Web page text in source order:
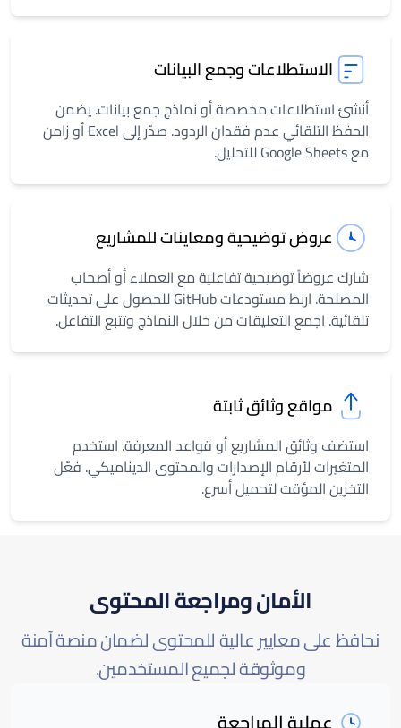
الاستطلاعات وجمع البيانات
أنشئ استطلاعات مخصصة أو نماذج جمع بيانات. يضمن
الحفظ التلقائي عدم فقدان الردود. صدّر إلى Excel أو زامن
مع Google Sheets للتحليل.
عروض توضيحية ومعاينات للمشاريع
شارك عروضاً توضيحية تفاعلية مع العملاء أو أصحاب
المصلحة. اربط مستودعات GitHub للحصول على تحديثات
تلقائية. اجمع التعليقات من خلال النماذج وتتبع التفاعل.
مواقع وثائق ثابتة
استضف وثائق المشاريع أو قواعد المعرفة. استخدم
المتغيرات لأرقام الإصدارات والمحتوى الديناميكي. فعّل
التخزين المؤقت لتحميل أسرع.
الأمان ومراجعة المحتوى
نحافظ على معايير عالية للمحتوى لضمان منصة آمنة
وموثوقة لجميع المستخدمين.